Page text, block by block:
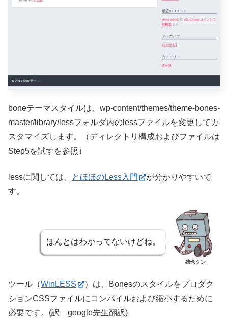
boneテーマスタイルは、wp-content/themes/theme-bones-
master/library/lessフォルダ内のlessファイルを変更してカ
スタマイズします。（ディレクトリ構成およびファイルは
Step5を試すを参照）
lessに関しては、 とほほのLess入門
が分かりやすいで
す。
ほんとはわかってないけどね。
残念クン
ツール（WinLESS
）は、Bonesのスタイルをプロダク
ションCSSファイルにコンパイルおよび縮小するために
必要です。(訳 google先生翻訳)